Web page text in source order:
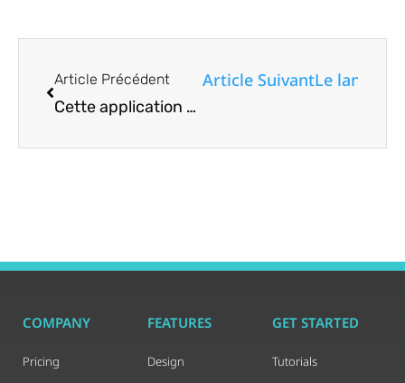
Article Précédent
Cette application vous permet d’accéder à votre base de données KeePass sous Android
Article SuivantLe lanceur
COMPANY
Pricing
FEATURES
Design
GET STARTED
Tutorials